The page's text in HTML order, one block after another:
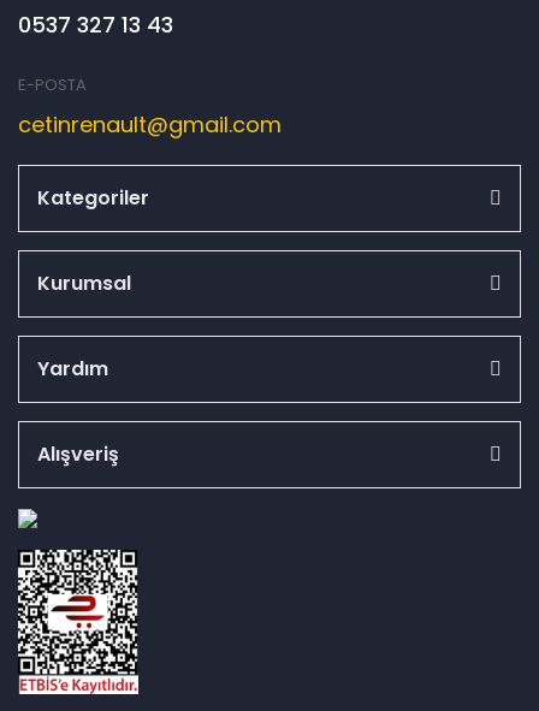
0537 327 13 43
E-POSTA
cetinrenault@gmail.com
Kategoriler
Kurumsal
Yardım
Alışveriş